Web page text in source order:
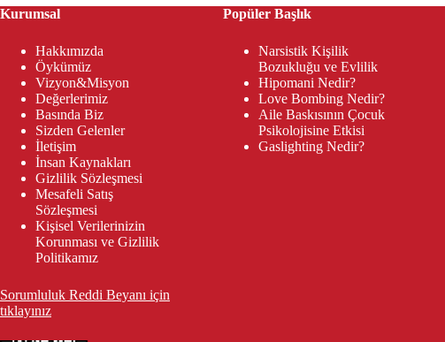
Kurumsal
Hakkımızda
Öykümüz
Vizyon&Misyon
Değerlerimiz
Basında Biz
Sizden Gelenler
İletişim
İnsan Kaynakları
Gizlilik Sözleşmesi
Mesafeli Satış
Sözleşmesi
Kişisel Verilerinizin
Korunması ve Gizlilik
Politikamız
Sorumluluk Reddi Beyanı için
tıklayınız
Popüler Başlık
Narsistik Kişilik
Bozukluğu ve Evlilik
Hipomani Nedir?
Love Bombing Nedir?
Aile Baskısının Çocuk
Psikolojisine Etkisi
Gaslighting Nedir?